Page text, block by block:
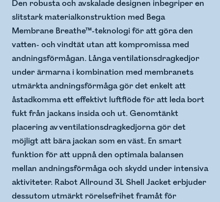
Den robusta och avskalade designen inbegriper en
slitstark materialkonstruktion med Bega
Membrane Breathe™-teknologi för att göra den
vatten- och vindtät utan att kompromissa med
andningsförmågan. Långa ventilationsdragkedjor
under ärmarna i kombination med membranets
utmärkta andningsförmåga gör det enkelt att
åstadkomma ett effektivt luftflöde för att leda bort
fukt från jackans insida och ut. Genomtänkt
placering av ventilationsdragkedjorna gör det
möjligt att bära jackan som en väst. En smart
funktion för att uppnå den optimala balansen
mellan andningsförmåga och skydd under intensiva
aktiviteter. Rabot Allround 3L Shell Jacket erbjuder
dessutom utmärkt rörelsefrihet framåt för